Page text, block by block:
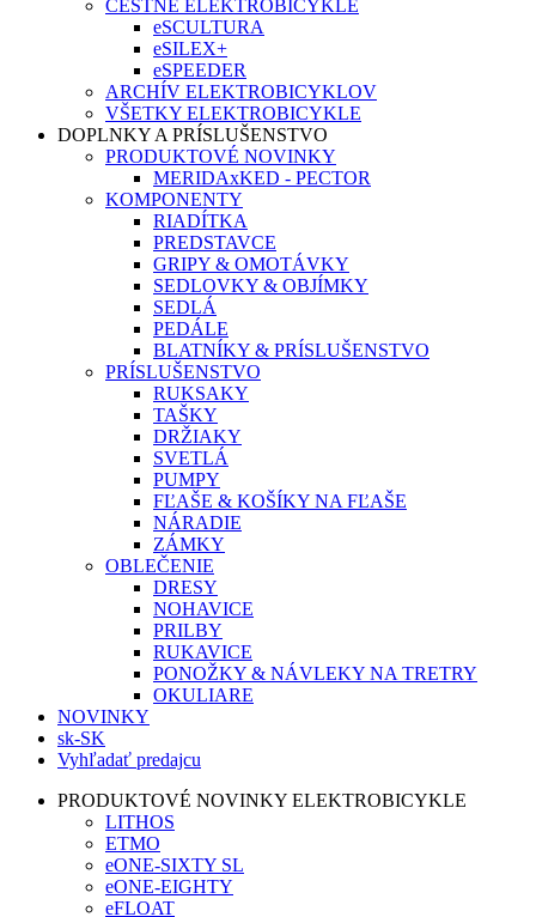
CESTNÉ ELEKTROBICYKLE
eSCULTURA
eSILEX+
eSPEEDER
ARCHÍV ELEKTROBICYKLOV
VŠETKY ELEKTROBICYKLE
DOPLNKY A PRÍSLUŠENSTVO
PRODUKTOVÉ NOVINKY
MERIDAxKED - PECTOR
KOMPONENTY
RIADÍTKA
PREDSTAVCE
GRIPY & OMOTÁVKY
SEDLOVKY & OBJÍMKY
SEDLÁ
PEDÁLE
BLATNÍKY & PRÍSLUŠENSTVO
PRÍSLUŠENSTVO
RUKSAKY
TAŠKY
DRŽIAKY
SVETLÁ
PUMPY
FĽAŠE & KOŠÍKY NA FĽAŠE
NÁRADIE
ZÁMKY
OBLEČENIE
DRESY
NOHAVICE
PRILBY
RUKAVICE
PONOŽKY & NÁVLEKY NA TRETRY
OKULIARE
NOVINKY
sk-SK
Vyhľadať predajcu
PRODUKTOVÉ NOVINKY ELEKTROBICYKLE
LITHOS
ETMO
eONE-SIXTY SL
eONE-EIGHTY
eFLOAT